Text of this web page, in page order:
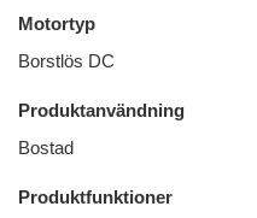
Motortyp
Borstlös DC
Produktanvändning
Bostad
Produktfunktioner